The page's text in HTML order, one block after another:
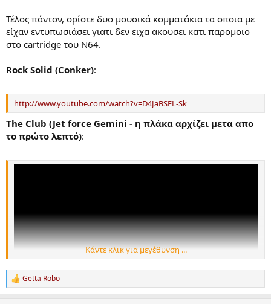
Τέλος πάντον, ορίστε δυο μουσικά κομματάκια τα οποια με
είχαν εντυπωσιάσει γιατι δεν ειχα ακουσει κατι παρομοιο
στο cartridge του N64.
Rock Solid (Conker):
http://www.youtube.com/watch?v=D4JaBSEL-Sk
The Club (Jet force Gemini - η πλάκα αρχίζει μετα απο
το πρώτο λεπτό):
Κάντε κλικ για μεγέθυνση ...
R
e
Getta Robo